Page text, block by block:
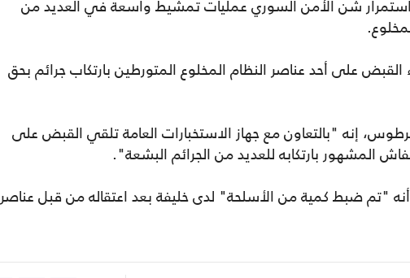
استمرار شن الأمن السوري عمليات تمشيط واسعة في العديد من
على أحد عناصر النظام المخلوع المتورطين بارتكاب جرائم بحق
إنه "بالتعاون مع جهاز الاستخبارات العامة تلقي القبض على
المشهور بارتكابه للعديد من الجرائم البشعة".
"تم ضبط كمية من الأسلحة" لدى خليفة بعد اعتقاله من قبل عناصر